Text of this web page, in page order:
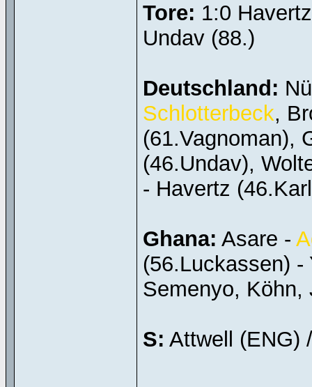
Tore: 1:0
Undav (88.)
Deutschland:
Schlotterbeck,
(61.Vagnoman),
(46.Undav),
- Havertz
Ghana: Asare -
(56.Luckassen)
Semenyo,
S: Attwell (ENG)